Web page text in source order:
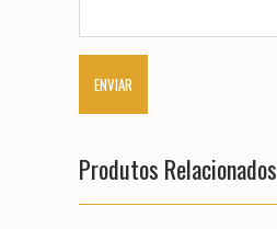
Produtos Relacionados